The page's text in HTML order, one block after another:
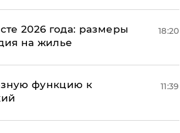
2026 года: размеры
на жилье
18:20
функцию к
11:39